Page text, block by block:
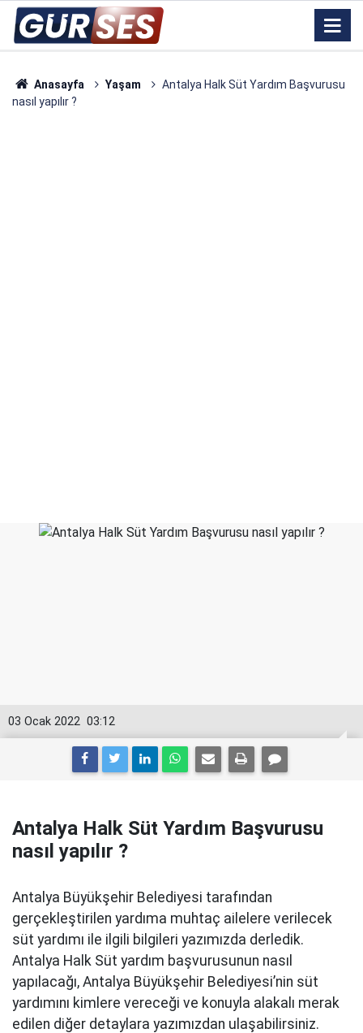
Anasayfa Yaşam
Antalya Halk Süt Yardım Başvurusu
nasıl yapılır ?
03:12
03 Ocak 2022
Antalya Halk Süt Yardım Başvurusu
nasıl yapılır ?
Antalya Büyükşehir Belediyesi tarafından
gerçekleştirilen yardıma muhtaç ailelere verilecek
süt yardımı ile ilgili bilgileri yazımızda derledik.
Antalya Halk Süt yardım başvurusunun nasıl
yapılacağı, Antalya Büyükşehir Belediyesi’nin süt
yardımını kimlere vereceği ve konuyla alakalı merak
edilen diğer detaylara yazımızdan ulaşabilirsiniz.